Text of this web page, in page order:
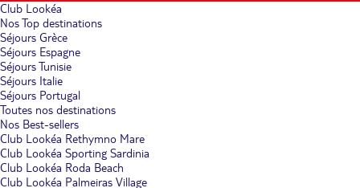
Club Lookéa
Nos Top destinations
Séjours Grèce
Séjours Espagne
Séjours Tunisie
Séjours Italie
Séjours Portugal
Toutes nos destinations
Nos Best-sellers
Club Lookéa Rethymno Mare
Club Lookéa Sporting Sardinia
Club Lookéa Roda Beach
Club Lookéa Palmeiras Village